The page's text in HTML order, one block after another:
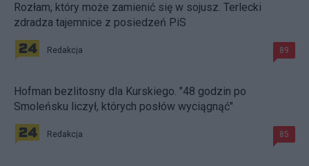
Rozłam, który może zamienić się w sojusz. Terlecki
zdradza tajemnice z posiedzeń PiS
Redakcja 89
Hofman bezlitosny dla Kurskiego. "48 godzin po
Smoleńsku liczył, których posłów wyciągnąć"
Redakcja 85